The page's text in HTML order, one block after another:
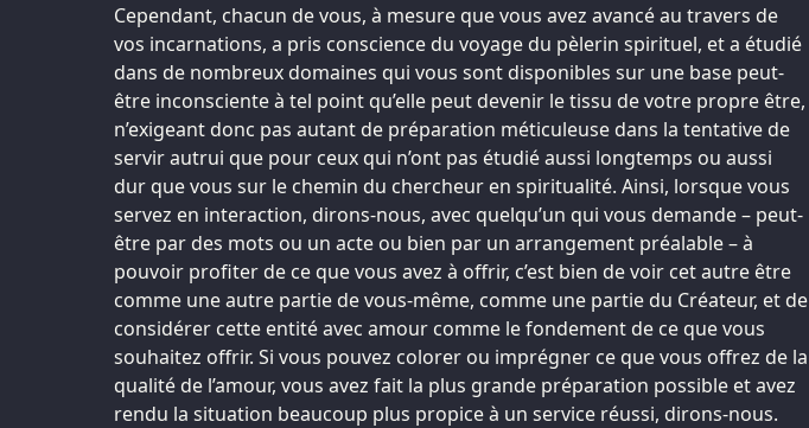
Cependant, chacun de vous, à mesure que vous avez avancé au travers de
vos incarnations, a pris conscience du voyage du pèlerin spirituel, et a étudié
dans de nombreux domaines qui vous sont disponibles sur une base peut-
être inconsciente à tel point qu’elle peut devenir le tissu de votre propre être,
n’exigeant donc pas autant de préparation méticuleuse dans la tentative de
servir autrui que pour ceux qui n’ont pas étudié aussi longtemps ou aussi
dur que vous sur le chemin du chercheur en spiritualité. Ainsi, lorsque vous
servez en interaction, dirons-nous, avec quelqu’un qui vous demande – peut-
être par des mots ou un acte ou bien par un arrangement préalable – à
pouvoir profiter de ce que vous avez à offrir, c’est bien de voir cet autre être
comme une autre partie de vous-même, comme une partie du Créateur, et de
considérer cette entité avec amour comme le fondement de ce que vous
souhaitez offrir. Si vous pouvez colorer ou imprégner ce que vous offrez de la
qualité de l’amour, vous avez fait la plus grande préparation possible et avez
rendu la situation beaucoup plus propice à un service réussi, dirons-nous.